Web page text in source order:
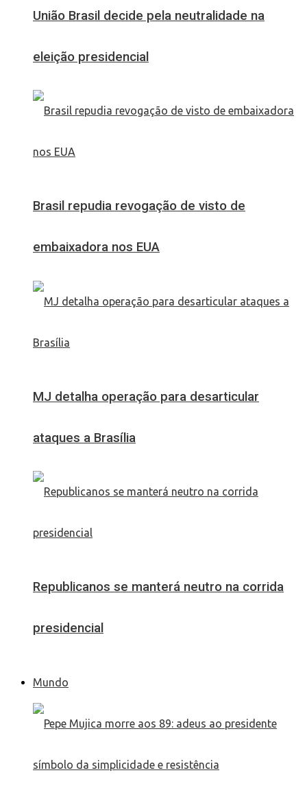
União Brasil decide pela neutralidade na
eleição presidencial
Brasil repudia revogação de visto de
embaixadora nos EUA
MJ detalha operação para desarticular
ataques a Brasília
Republicanos se manterá neutro na corrida
presidencial
Mundo